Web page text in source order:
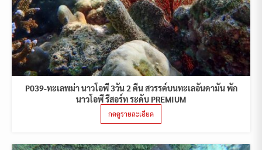
P039-ทะเลพม่า นาวโอพี 3วัน 2 คืน สวรรค์บนทะเลอันดามัน พัก
นาวโอพี รีสอร์ท ระดับ PREMIUM
กดดูรายละเอียด